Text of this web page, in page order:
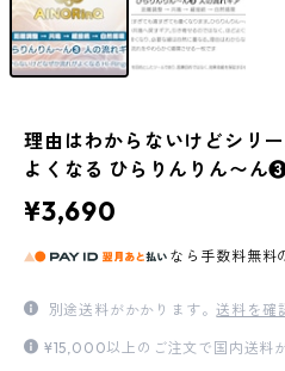
理由はわからないけどシリ
よくなる ひらりんりん〜ん
¥3,690
なら 手数料無料
別途送料がかかります。送料を確
¥15,000以上のご注文で国内送料